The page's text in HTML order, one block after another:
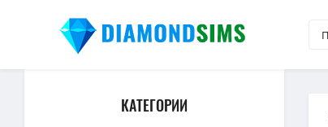
КАТЕГОРИИ